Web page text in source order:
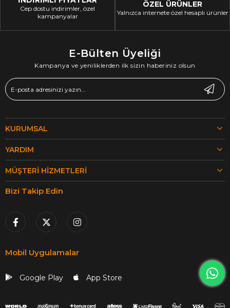
Cep dostu indirimler, özel
kampanyalar
ÖZEL ÜRÜNLER
Yalnızca internete özel hesaplı ürünler
E-Bülten Üyeliği
Kampanya ve yeniliklerden ilk sizin haberiniz olsun
KURUMSAL
YARDIM
MÜŞTERI HIZMETLERI
Bizi Takip Edin
Mobil Uygulamalar
Google Play App Store